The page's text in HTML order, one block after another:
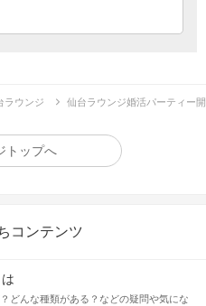
ラウンジ 仙台ラウンジ婚活パーティー
トップへ
コンテンツ
どんな種類がある？などの疑問や気にな